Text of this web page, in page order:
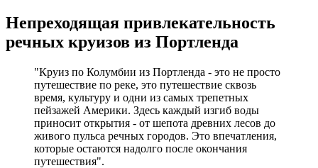
Непреходящая привлекательность
речных круизов из Портленда
"Круиз по Колумбии из Портленда - это не просто
путешествие по реке, это путешествие сквозь
время, культуру и одни из самых трепетных
пейзажей Америки. Здесь каждый изгиб воды
приносит открытия - от шепота древних лесов до
живого пульса речных городов. Это впечатления,
которые остаются надолго после окончания
путешествия".